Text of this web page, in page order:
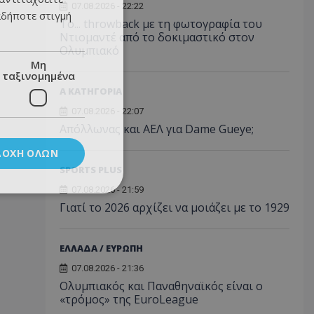
07.08.2026 - 22:22
Το... throwback με τη φωτογραφία του
Ντιομαντέ από το δοκιμαστικό στον
Ολυμπιακό
07.08.2026 - 22:07
Απόλλωνας και ΑΕΛ για Dame Gueye;
SPORTS PLUS
07.08.2026 - 21:59
Γιατί το 2026 αρχίζει να μοιάζει με το 1929
ΕΛΛΑΔΑ / ΕΥΡΩΠΗ
07.08.2026 - 21:36
Ολυμπιακός και Παναθηναϊκός είναι ο
«τρόμος» της EuroLeague
στιγμή
Μη
ταξινομημένα
ΌΛΩΝ